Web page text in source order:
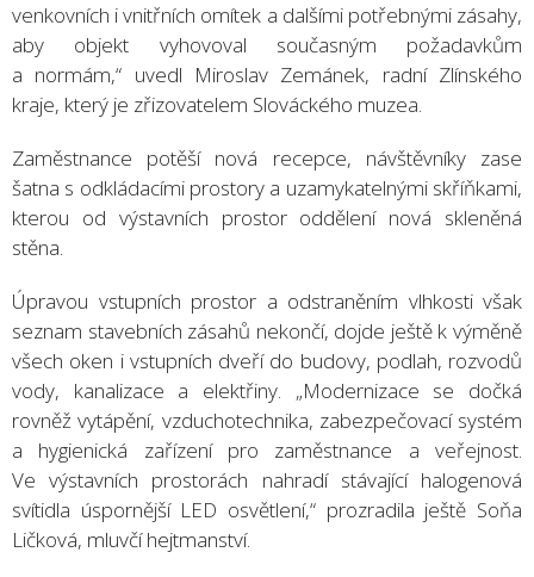
venkovních i vnitřních omítek a dalšími potřebnými zásahy,
aby objekt vyhovoval současným požadavkům
a normám,“ uvedl Miroslav Zemánek, radní Zlínského
kraje, který je zřizovatelem Slováckého muzea.
Zaměstnance potěší nová recepce, návštěvníky zase
šatna s odkládacími prostory a uzamykatelnými skříňkami,
kterou od výstavních prostor oddělení nová skleněná
stěna.
Úpravou vstupních prostor a odstraněním vlhkosti však
seznam stavebních zásahů nekončí, dojde ještě k výměně
všech oken i vstupních dveří do budovy, podlah, rozvodů
vody, kanalizace a elektřiny. „Modernizace se dočká
rovněž vytápění, vzduchotechnika, zabezpečovací systém
a hygienická zařízení pro zaměstnance a veřejnost.
Ve výstavních prostorách nahradí stávající halogenová
svítidla úspornější LED osvětlení,“ prozradila ještě Soňa
Ličková, mluvčí hejtmanství.